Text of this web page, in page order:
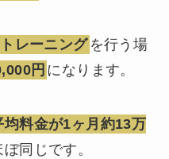
レーニング を行う場
円 になります。
料金が1ヶ月約13万
同じです。